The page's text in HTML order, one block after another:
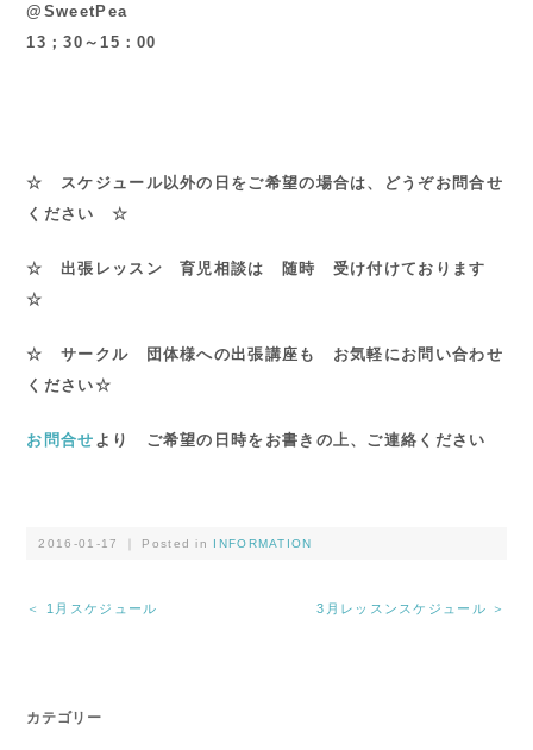
@SweetPea
13；30～15：00
☆ スケジュール以外の日をご希望の場合は、どうぞお問合せ
ください ☆
☆ 出張レッスン 育児相談は 随時 受け付けております
☆
☆ サークル 団体様への出張講座も お気軽にお問い合わせ
ください☆
お問合せ より ご希望の日時をお書きの上、ご連絡ください
2016-01-17 ｜ Posted in INFORMATION
＜ 1月スケジュール 3月レッスンスケジュール ＞
カテゴリー